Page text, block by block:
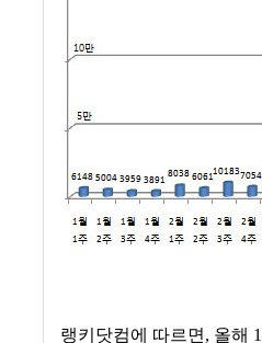
랭키닷컴에 따르면, 올해 1